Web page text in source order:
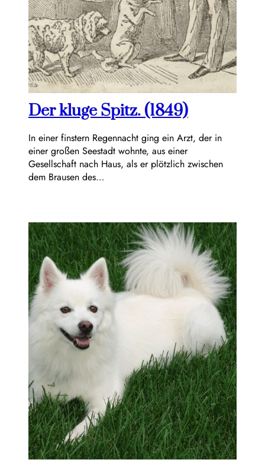
Der kluge Spitz. (1849)
In einer finstern Regennacht ging ein Arzt, der in
einer großen Seestadt wohnte, aus einer
Gesellschaft nach Haus, als er plötzlich zwischen
dem Brausen des…